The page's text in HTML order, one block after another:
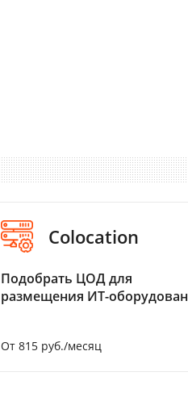
Colocation
Подобрать ЦОД для
размещения ИТ-
От 815 руб./месяц